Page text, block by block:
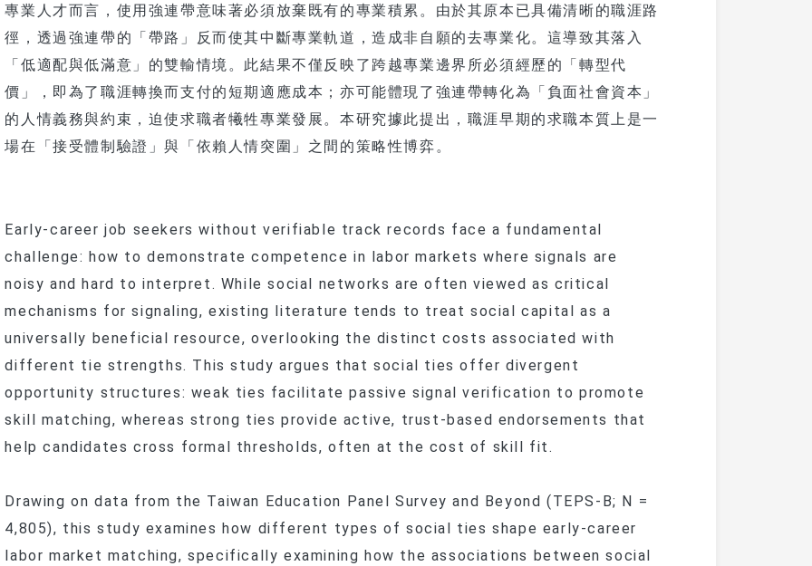
專業人才而言，使用強連帶意味著必須放棄既有的專業積累。由於其原本已具備清晰的職涯路
徑，透過強連帶的「帶路」反而使其中斷專業軌道，造成非自願的去專業化。這導致其落入
「低適配與低滿意」的雙輸情境。此結果不僅反映了跨越專業邊界所必須經歷的「轉型代
價」，即為了職涯轉換而支付的短期適應成本；亦可能體現了強連帶轉化為「負面社會資本」
的人情義務與約束，迫使求職者犧牲專業發展。本研究據此提出，職涯早期的求職本質上是一
場在「接受體制驗證」與「依賴人情突圍」之間的策略性博弈。
Early-career job seekers without verifiable track records face a fundamental
challenge: how to demonstrate competence in labor markets where signals are
noisy and hard to interpret. While social networks are often viewed as critical
mechanisms for signaling, existing literature tends to treat social capital as a
universally beneficial resource, overlooking the distinct costs associated with
different tie strengths. This study argues that social ties offer divergent
opportunity structures: weak ties facilitate passive signal verification to promote
skill matching, whereas strong ties provide active, trust-based endorsements that
help candidates cross formal thresholds, often at the cost of skill fit.
Drawing on data from the Taiwan Education Panel Survey and Beyond (TEPS-B; N =
4,805), this study examines how different types of social ties shape early-career
labor market matching, specifically examining how the associations between social